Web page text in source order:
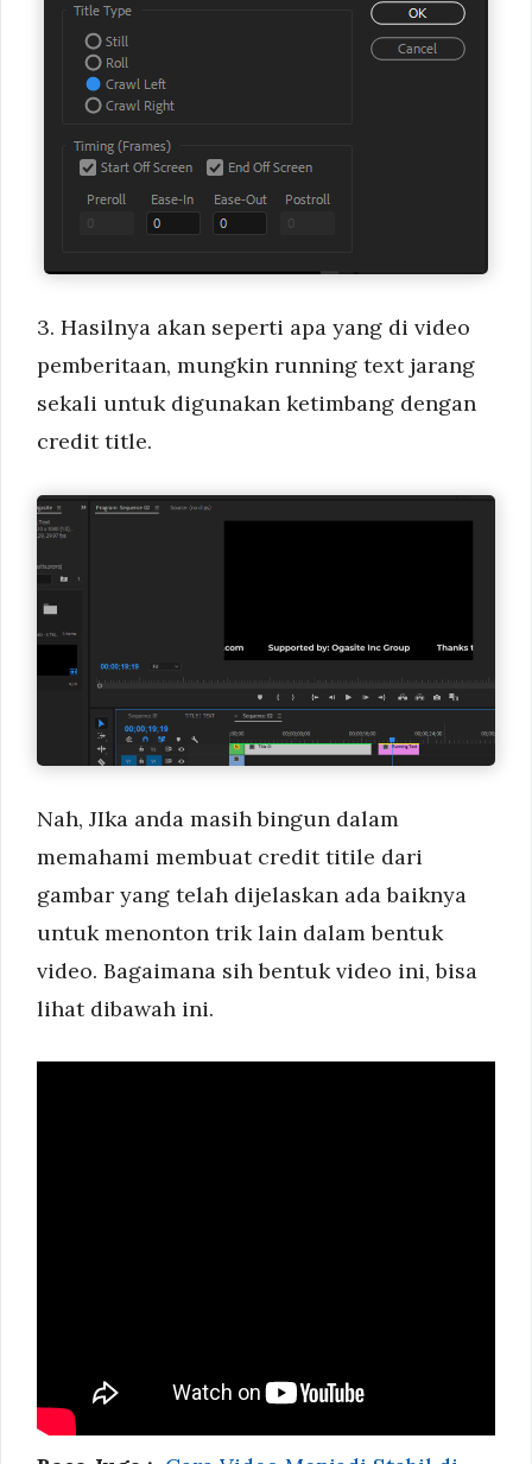
3. Hasilnya akan seperti apa yang di video
pemberitaan, mungkin running text jarang
sekali untuk digunakan ketimbang dengan
credit title.
Nah, JIka anda masih bingun dalam
memahami membuat credit titile dari
gambar yang telah dijelaskan ada baiknya
untuk menonton trik lain dalam bentuk
video. Bagaimana sih bentuk video ini, bisa
lihat dibawah ini.